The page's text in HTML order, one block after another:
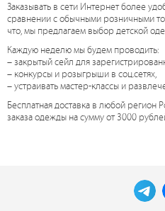
Заказывать в сети Интернет более
сравнении с обычными розничными
что, мы предлагаем выбор детской
Каждую неделю мы будем проводить:
– закрытый сейл для
– конкурсы и розыгрыши в соц.сетях,
– устраивать мастер-классы и
Бесплатная доставка в любой регион
заказа одежды на сумму от 3000